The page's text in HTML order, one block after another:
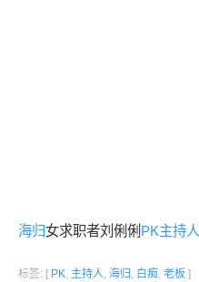
海归女求职者刘俐俐 PK主持人
标签: [ PK, 主持人, 海归 , 白痴, 老板 ]